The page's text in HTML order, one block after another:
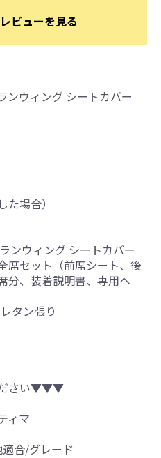
ビューを見る
ウィング シートカバー
た場合）
ンウィング シートカバー
席セット（前席シート、後
分、装着説明書、専用ヘ
タン張り
さい▼▼▼
ィマ
合/グレード